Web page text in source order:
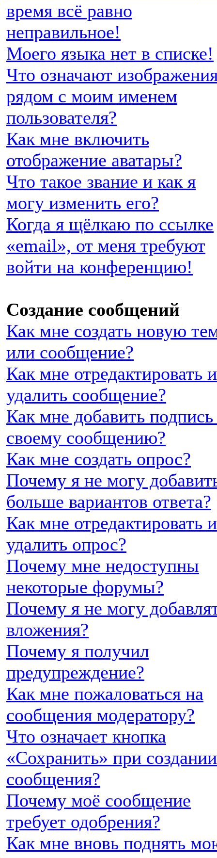
время всё равно
неправильное!
Моего языка нет в списке!
Что означают
рядом с моим именем
пользователя?
Как мне включить
отображение аватары?
Что такое звание и как я
могу изменить его?
Когда я щёлкаю по ссылке
«email», от меня требуют
войти на конференцию!
Создание сообщений
Как мне создать новую
или сообщение?
Как мне отредактировать
удалить сообщение?
Как мне добавить подпись
своему сообщению?
Как мне создать опрос?
Почему я не могу
больше вариантов ответа?
Как мне отредактировать
удалить опрос?
Почему мне недоступны
некоторые форумы?
Почему я не могу
вложения?
Почему я получил
предупреждение?
Как мне пожаловаться на
сообщения модератору?
Что означает кнопка
«Сохранить» при создании
сообщения?
Почему моё сообщение
требует одобрения?
Как мне вновь поднять